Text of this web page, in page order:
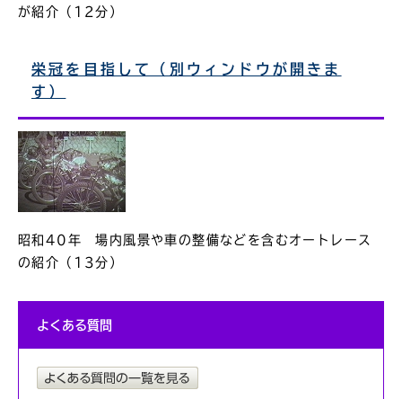
が紹介（12分）
栄冠を目指して（別ウィンドウが開きま
す）
昭和40年 場内風景や車の整備などを含むオートレース
の紹介（13分）
よくある質問